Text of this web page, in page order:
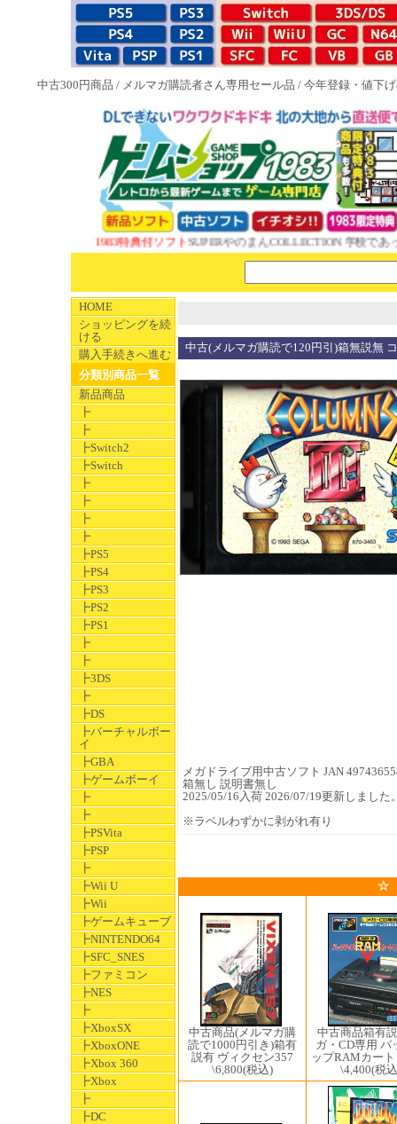
中古300円商品 / メルマガ購読者さん専用セール品 / 今年登録・値下
NEW 1983特典付ソフトSUPERやのまんCOLLECTION 学校であった
HOME
ショッピングを続
ける
購入手続きへ進む
分類別商品一覧
新品商品
┣
┣
┣Switch2
┣Switch
┣
┣
┣
┣
┣PS5
┣PS4
┣PS3
┣PS2
┣PS1
┣
┣
┣3DS
┣
┣DS
┣バーチャルボー
イ
┣GBA
┣ゲームボーイ
┣
┣
┣PSVita
┣PSP
┣
┣Wii U
┣Wii
┣ゲームキューブ
┣NINTENDO64
┣SFC_SNES
┣ファミコン
┣NES
┣
┣XboxSX
┣XboxONE
┣Xbox 360
┣Xbox
┣
┣DC
中古(メルマガ購読で120円引)箱無説無
メガドライブ用中古ソフト JAN
箱無し 説明書無し
2025/05/16入荷 2026/07/19更新しました
※ラベルわずかに剥がれ有り
☆
中古商品(メルマガ購
読で1000円引き)箱有
説有 ヴィクセン357
\6,800(税込)
中古商品箱有
ガ・CD専用 バ
ップRAMカー
\4,400(税